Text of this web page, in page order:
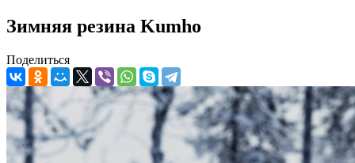
Зимняя резина Kumho
Поделиться